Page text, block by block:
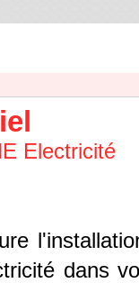
Electricité
dans